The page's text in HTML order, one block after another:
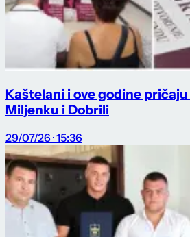
Kaštelani i ove godine
Miljenku i Dobrili
29/07/26 · 15:36